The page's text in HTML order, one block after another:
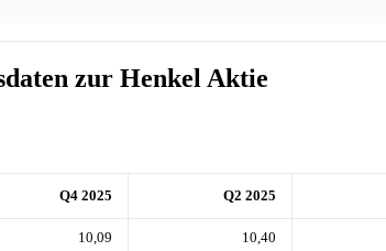
zur Henkel Aktie
Q4 2025 Q2 2025
10,09 10,40